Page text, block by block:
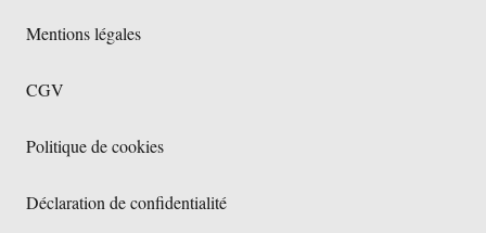
Mentions légales
CGV
Politique de cookies
Déclaration de confidentialité